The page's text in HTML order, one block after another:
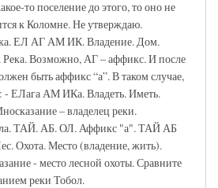
то поселение до этого, то оно не
к Коломне. Не утверждаю.
ЕЛ АГ АМ ИК. Владение. Дом.
Река. Возможно, АГ – аффикс. И после
быть аффикс “а”. В таком случае,
- ЕЛага АМ ИКа. Владеть. Иметь.
– владелец реки.
ТАЙ. АБ. ОЛ. Аффикс "а". ТАЙ АБ
Охота. Место (владение, жить).
- место лесной охоты. Сравните
реки Тобол.